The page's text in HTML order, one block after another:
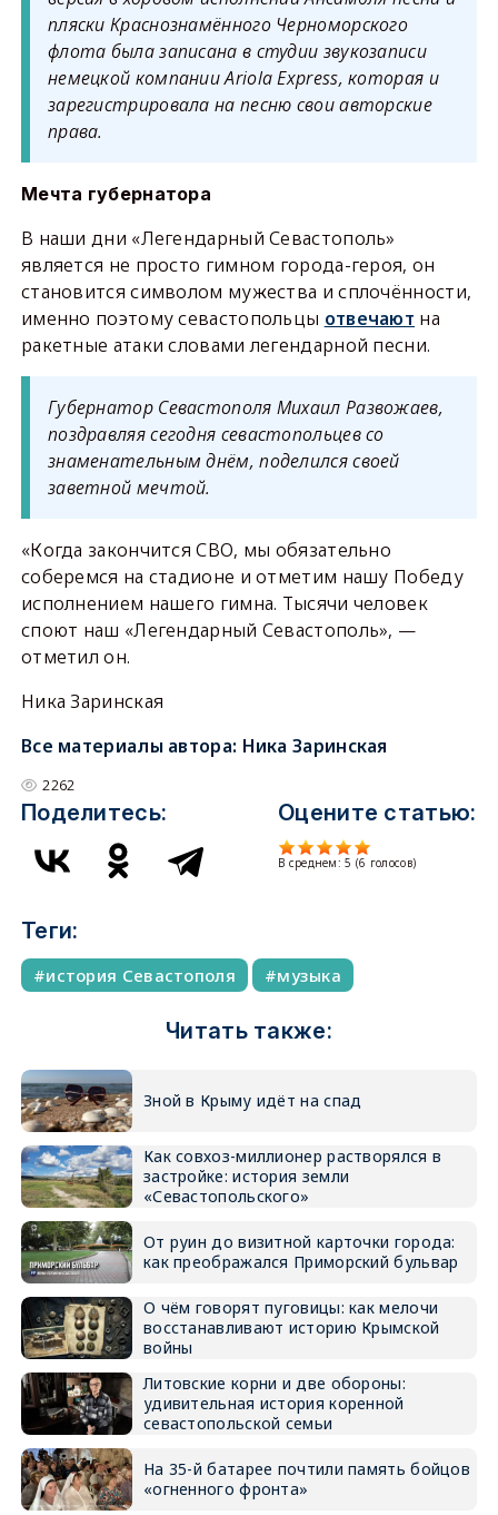
пляски Краснознамённого Черноморского
флота была записана в студии звукозаписи
немецкой компании Ariola Express, которая и
зарегистрировала на песню свои авторские
права.
Мечта губернатора
В наши дни «Легендарный Севастополь»
является не просто гимном города-героя, он
становится символом мужества и сплочённости,
именно поэтому севастопольцы отвечают на
ракетные атаки словами легендарной песни.
Губернатор Севастополя Михаил Развожаев,
поздравляя сегодня севастопольцев со
знаменательным днём, поделился своей
заветной мечтой.
«Когда закончится СВО, мы обязательно
соберемся на стадионе и отметим нашу Победу
исполнением нашего гимна. Тысячи человек
споют наш «Легендарный Севастополь», —
отметил он.
Ника Заринская
Все материалы автора: Ника Заринская
2262
Поделитесь: Оцените статью:
В среднем:5 (6 голосов)
Теги:
история Севастополя музыка
Читать также:
Зной в Крыму идёт на спад
Как совхоз-миллионер растворялся в
застройке: история земли
«Севастопольского»
От руин до визитной карточки города:
как преображался Приморский бульвар
О чём говорят пуговицы: как мелочи
восстанавливают историю Крымской
войны
Литовские корни и две обороны:
удивительная история коренной
севастопольской семьи
На 35-й батарее почтили память бойцов
«огненного фронта»